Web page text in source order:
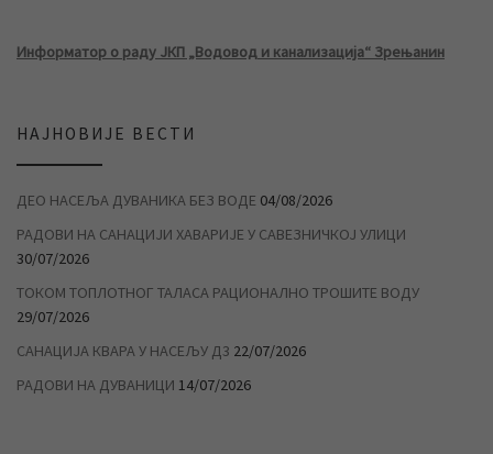
Информатор о раду ЈКП „Водовод и канализација“ Зрењанин
НАЈНОВИЈЕ ВЕСТИ
ДЕО НАСЕЉА ДУВАНИКА БЕЗ ВОДЕ 04/08/2026
РАДОВИ НА САНАЦИЈИ ХАВАРИЈЕ У САВЕЗНИЧКОЈ УЛИЦИ
30/07/2026
ТОКОМ ТОПЛОТНОГ ТАЛАСА РАЦИОНАЛНО ТРОШИТЕ ВОДУ
29/07/2026
САНАЦИЈА КВАРА У НАСЕЉУ Д3 22/07/2026
РАДОВИ НА ДУВАНИЦИ 14/07/2026